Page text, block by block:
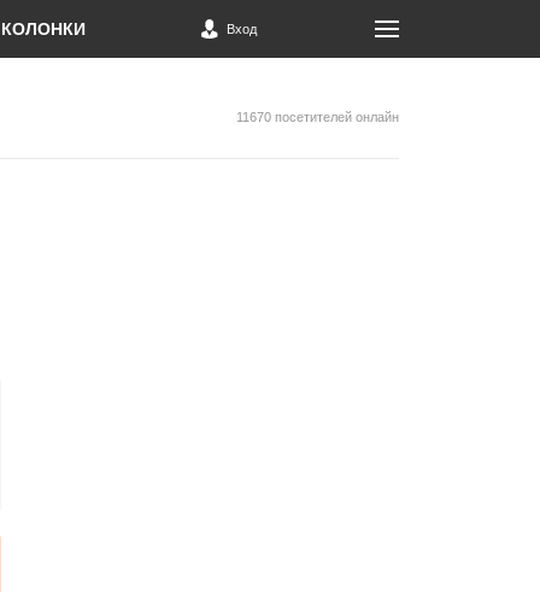
КОЛОНКИ Вход
11670 посетителей онлайн